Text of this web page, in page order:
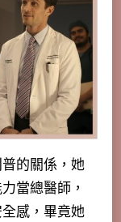
的關係，她
當總醫師，
感，畢竟她